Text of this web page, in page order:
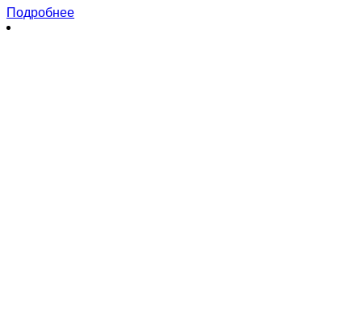
Подробнее